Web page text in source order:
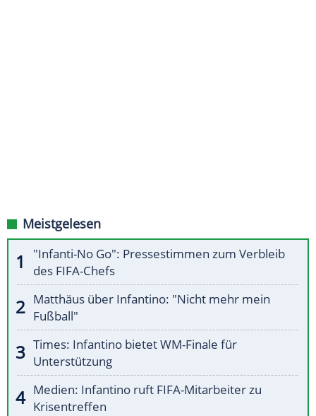
Meistgelesen
"Infanti-No Go": Pressestimmen zum Verbleib
des FIFA-Chefs
Matthäus über Infantino: "Nicht mehr mein
Fußball"
Times: Infantino bietet WM-Finale für
Unterstützung
Medien: Infantino ruft FIFA-Mitarbeiter zu
Krisentreffen